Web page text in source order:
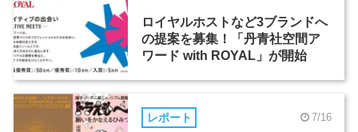
ロイヤルホストなど3ブランドへ
の提案を募集！「丹青社空間ア
ワード with ROYAL」が開始
レポート 7/16